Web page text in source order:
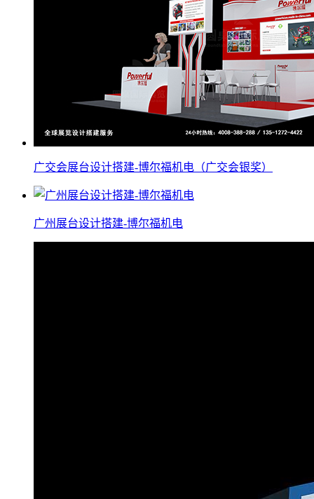
广交会展台设计搭建-博尔福机电（广交会银奖）
广州展台设计搭建-博尔福机电